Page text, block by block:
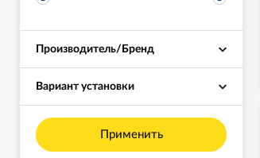
Производитель/Бренд
Вариант установки
Применить